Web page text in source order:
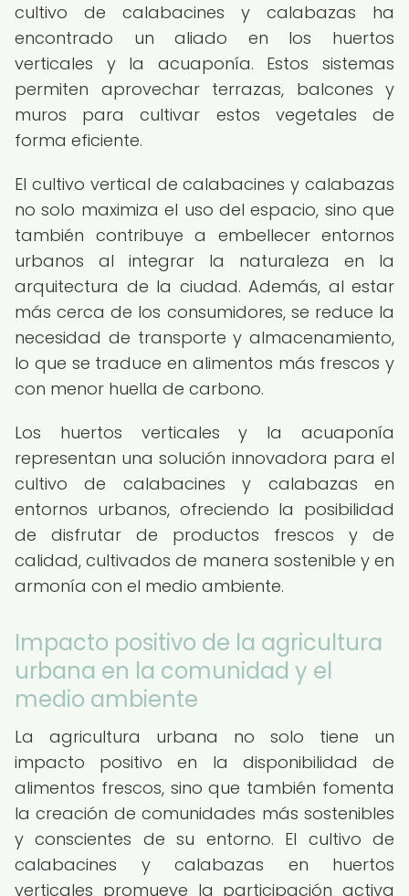
cultivo de calabacines y calabazas ha
encontrado un aliado en los huertos
verticales y la acuaponía. Estos sistemas
permiten aprovechar terrazas, balcones y
muros para cultivar estos vegetales de
forma eficiente.
El cultivo vertical de calabacines y calabazas
no solo maximiza el uso del espacio, sino que
también contribuye a embellecer entornos
urbanos al integrar la naturaleza en la
arquitectura de la ciudad. Además, al estar
más cerca de los consumidores, se reduce la
necesidad de transporte y almacenamiento,
lo que se traduce en alimentos más frescos y
con menor huella de carbono.
Los huertos verticales y la acuaponía
representan una solución innovadora para el
cultivo de calabacines y calabazas en
entornos urbanos, ofreciendo la posibilidad
de disfrutar de productos frescos y de
calidad, cultivados de manera sostenible y en
armonía con el medio ambiente.
Impacto positivo de la agricultura
urbana en la comunidad y el
medio ambiente
La agricultura urbana no solo tiene un
impacto positivo en la disponibilidad de
alimentos frescos, sino que también fomenta
la creación de comunidades más sostenibles
y conscientes de su entorno. El cultivo de
calabacines y calabazas en huertos
verticales promueve la participación activa